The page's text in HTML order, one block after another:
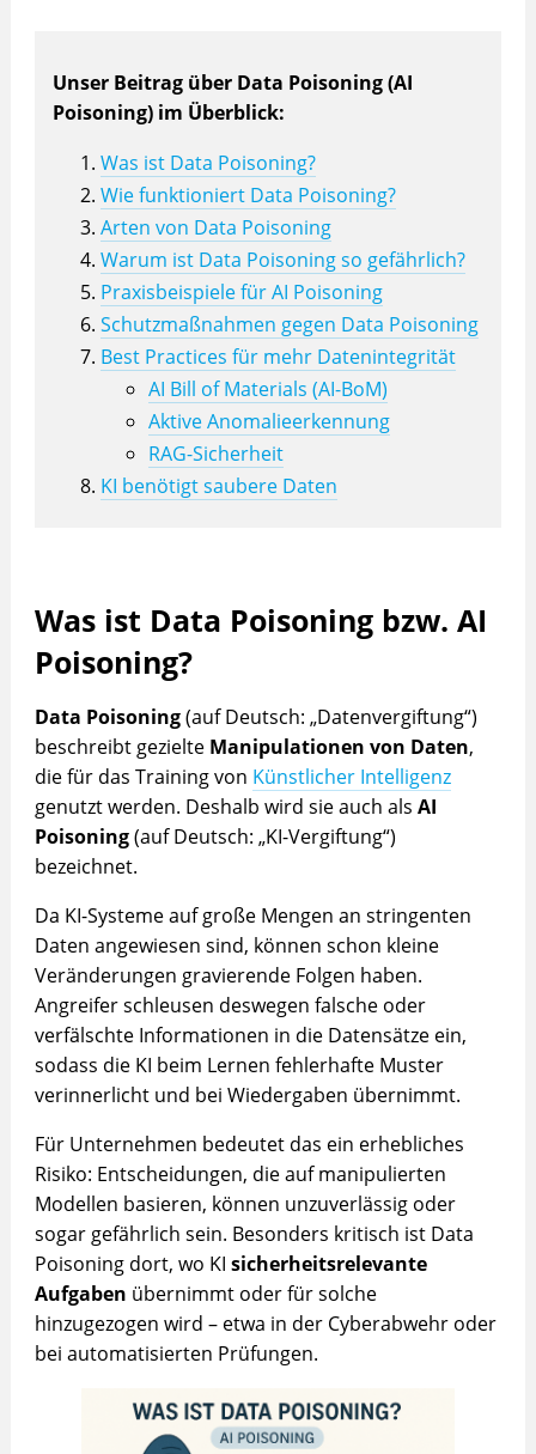
Unser Beitrag über Data Poisoning (AI
Poisoning) im Überblick:
Was ist Data Poisoning?
Wie funktioniert Data Poisoning?
Arten von Data Poisoning
Warum ist Data Poisoning so gefährlich?
Praxisbeispiele für AI Poisoning
Schutzmaßnahmen gegen Data Poisoning
Best Practices für mehr Datenintegrität
AI Bill of Materials (AI-BoM)
Aktive Anomalieerkennung
RAG-Sicherheit
KI benötigt saubere Daten
Was ist Data Poisoning bzw. AI
Poisoning?
Data Poisoning(auf Deutsch: „Datenvergiftung“)
beschreibt gezielte Manipulationen von Daten,
die für das Training von Künstlicher Intelligenz
genutzt werden. Deshalb wird sie auch als AI
Poisoning(auf Deutsch: „KI-Vergiftung“)
bezeichnet.
Da KI-Systeme auf große Mengen an stringenten
Daten angewiesen sind, können schon kleine
Veränderungen gravierende Folgen haben.
Angreifer schleusen deswegen falsche oder
verfälschte Informationen in die Datensätze ein,
sodass die KI beim Lernen fehlerhafte Muster
verinnerlicht und bei Wiedergaben übernimmt.
Für Unternehmen bedeutet das ein erhebliches
Risiko: Entscheidungen, die auf manipulierten
Modellen basieren, können unzuverlässig oder
sogar gefährlich sein. Besonders kritisch ist Data
Poisoning dort, wo KI sicherheitsrelevante
Aufgaben übernimmt oder für solche
hinzugezogen wird – etwa in der Cyberabwehr oder
bei automatisierten Prüfungen.